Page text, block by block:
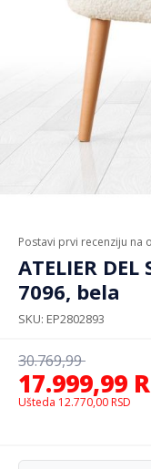
Postavi prvi recenziju na
ATELIER
7096, bela
SKU EP2802893
17.999,99
30.769,99
Ušteda 12.770,00 RSD